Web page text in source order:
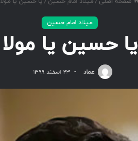
میلاد امام حسین
یا حسین یا مولا
عماد ۲۳ اسفند ۱۳۹۹